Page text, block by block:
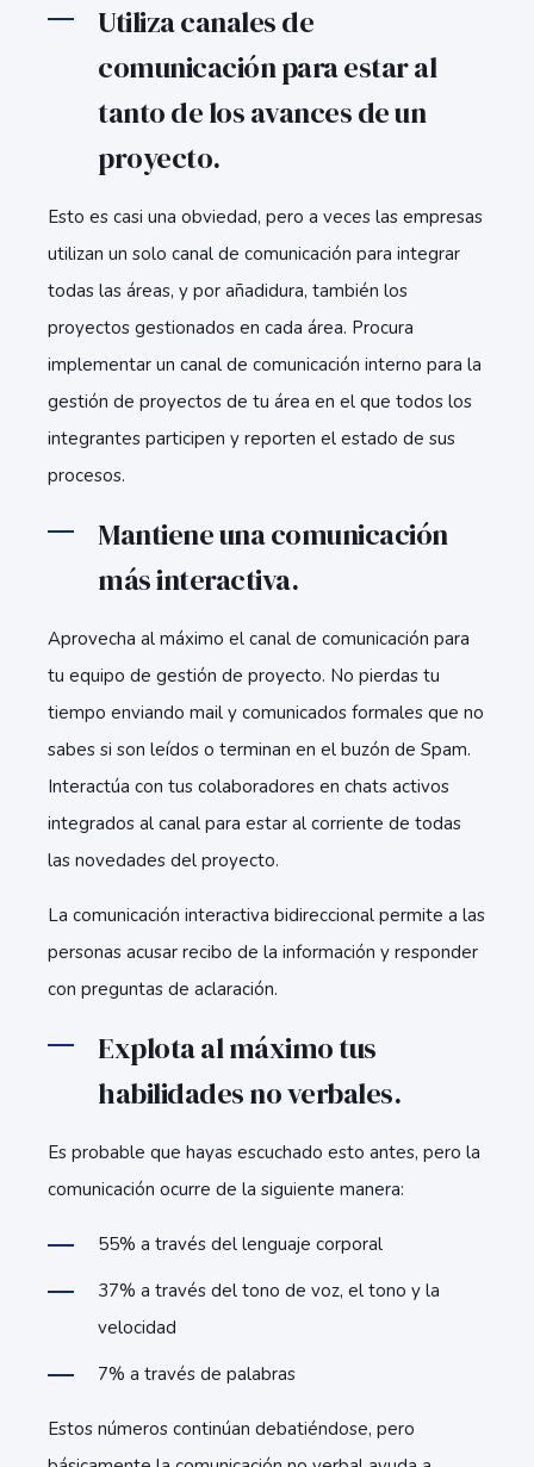
Utiliza canales de
comunicación para estar al
tanto de los avances de un
proyecto.
Esto es casi una obviedad, pero a veces las empresas
utilizan un solo canal de comunicación para integrar
todas las áreas, y por añadidura, también los
proyectos gestionados en cada área. Procura
implementar un canal de comunicación interno para la
gestión de proyectos de tu área en el que todos los
integrantes participen y reporten el estado de sus
procesos.
Mantiene una comunicación
más interactiva.
Aprovecha al máximo el canal de comunicación para
tu equipo de gestión de proyecto. No pierdas tu
tiempo enviando mail y comunicados formales que no
sabes si son leídos o terminan en el buzón de Spam.
Interactúa con tus colaboradores en chats activos
integrados al canal para estar al corriente de todas
las novedades del proyecto.
La comunicación interactiva bidireccional permite a las
personas acusar recibo de la información y responder
con preguntas de aclaración.
Explota al máximo tus
habilidades no verbales.
Es probable que hayas escuchado esto antes, pero la
comunicación ocurre de la siguiente manera:
55% a través del lenguaje corporal
37% a través del tono de voz, el tono y la
velocidad
7% a través de palabras
Estos números continúan debatiéndose, pero